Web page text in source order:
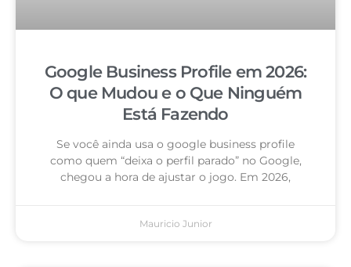
Google Business Profile em 2026:
O que Mudou e o Que Ninguém
Está Fazendo
Se você ainda usa o google business profile
como quem “deixa o perfil parado” no Google,
chegou a hora de ajustar o jogo. Em 2026,
Mauricio Junior